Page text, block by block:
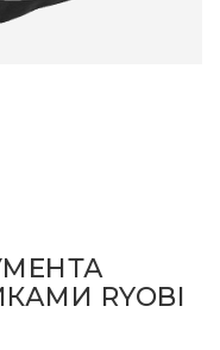
RYOBI